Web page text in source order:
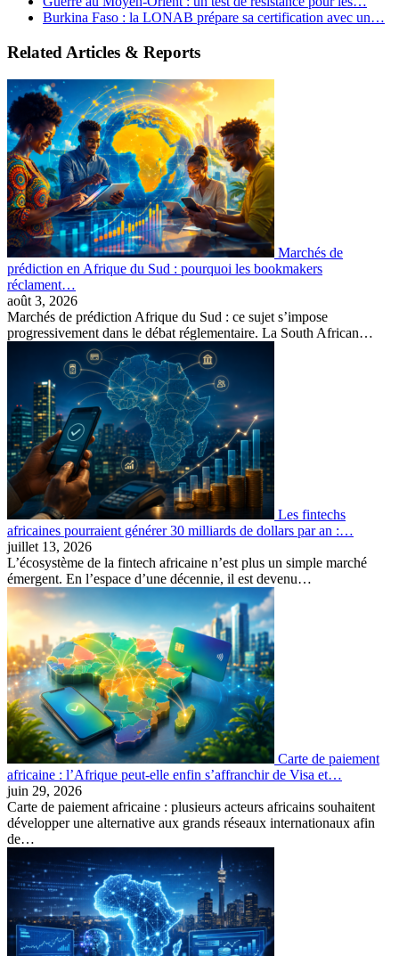
Burkina Faso : la LONAB prépare sa certification avec un…
Related Articles & Reports
Marchés de
prédiction en Afrique du Sud : pourquoi les bookmakers
réclament…
août 3, 2026
Marchés de prédiction Afrique du Sud : ce sujet s’impose
progressivement dans le débat réglementaire. La South African…
Les fintechs
africaines pourraient générer 30 milliards de dollars par an :…
juillet 13, 2026
L’écosystème de la fintech africaine n’est plus un simple marché
émergent. En l’espace d’une décennie, il est devenu…
Carte de paiement
africaine : l’Afrique peut-elle enfin s’affranchir de Visa et…
juin 29, 2026
Carte de paiement africaine : plusieurs acteurs africains souhaitent
développer une alternative aux grands réseaux internationaux afin
de…